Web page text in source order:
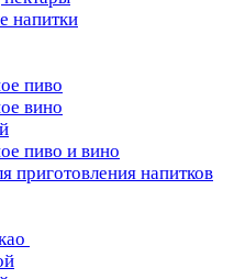
напитки
пиво
вино
пиво и вино
приготовления напитков